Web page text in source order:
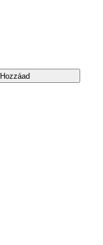
Hozzáad